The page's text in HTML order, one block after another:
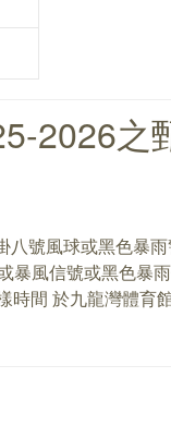
2026之
八號風球或黑色暴
暴風信號或黑色暴
時間 於九龍灣體育館